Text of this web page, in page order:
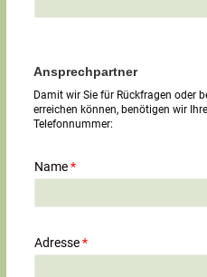
Ansprechpartner
Damit wir Sie für Rückfragen oder
erreichen können, benötigen wir
Telefonnummer:
Name*
Adresse*